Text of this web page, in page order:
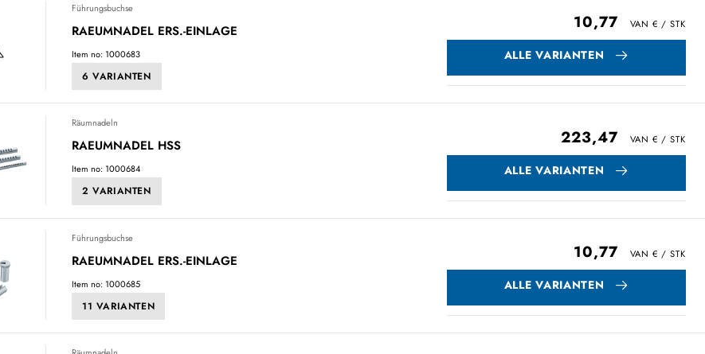
Führungsbuchse
RAEUMNADEL ERS.-EINLAGE
Item no: 1000683
6 VARIANTEN
10,77
ALLE VARIANTEN
Räumnadeln
RAEUMNADEL HSS
Item no: 1000684
2 VARIANTEN
223,47
ALLE VARIANTEN
Führungsbuchse
RAEUMNADEL ERS.-EINLAGE
Item no: 1000685
11 VARIANTEN
10,77
ALLE VARIANTEN